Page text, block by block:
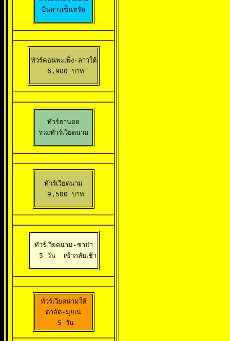
บินลาวเซ็นทรัล
ทัวร์คอนพะเพ็ง-ลาวใต้
6,900 บาท
ทัวร์ฮานอย
รวมทัวร์เวียดนาม
ทัวร์เวียดนาม
9,500 บาท
ทัวร์เวียดนาม-ซาปา
  5 วัน
เช้ากลับเช้า
ทัวร์เวียดนามใต้
ดาลัด-มุยเน่
  5 วัน